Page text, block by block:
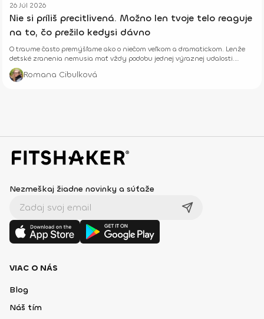
26 Júl 2026
Nie si príliš precitlivená. Možno len tvoje telo reaguje
na to, čo prežilo kedysi dávno
O traume často premýšľame ako o niečom veľkom a dramatickom. Lenže
detské zranenia nemusia mať vždy podobu jednej výraznej udalosti.
Niekedy rastú potichu.
Romana Cibulková
Nezmeškaj žiadne novinky a súťaže
VIAC O NÁS
Blog
Náš tím